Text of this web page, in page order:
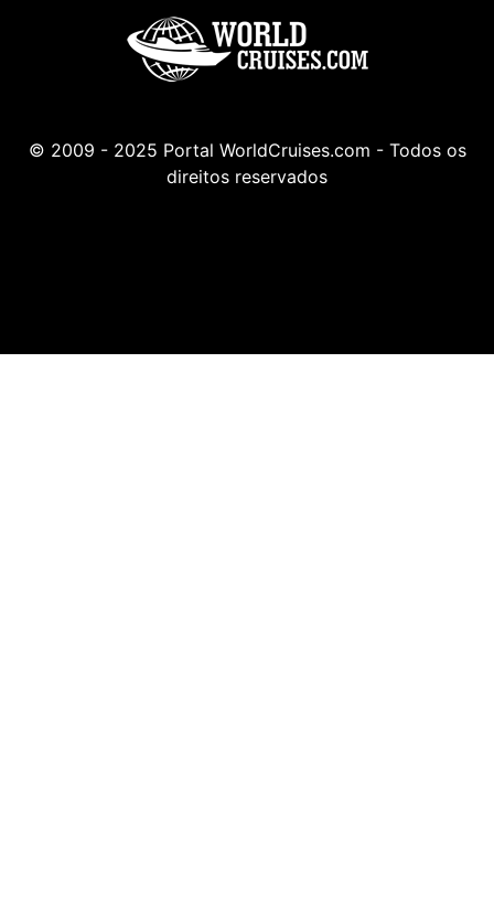
© 2009 - 2025 Portal WorldCruises.com - Todos os
direitos reservados